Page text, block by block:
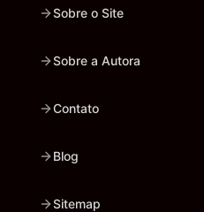
Sobre o Site
Sobre a Autora
Contato
Blog
Sitemap